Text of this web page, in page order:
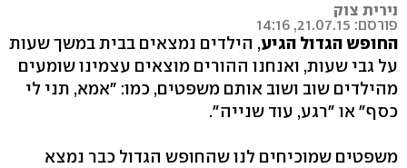
נירית צוק
פורסם: 21.07.15, 14:16
החופש הגדול הגיע, הילדים נמצאים בבית במשך שעות
על גבי שעות, ואנחנו ההורים מוצאים עצמינו שומעים
מהילדים שוב ושוב אותם משפטים, כמו: "אמא, תני לי
כסף" או "רגע, עוד שנייה".
משפטים שמוכיחים לנו שהחופש הגדול כבר נמצא